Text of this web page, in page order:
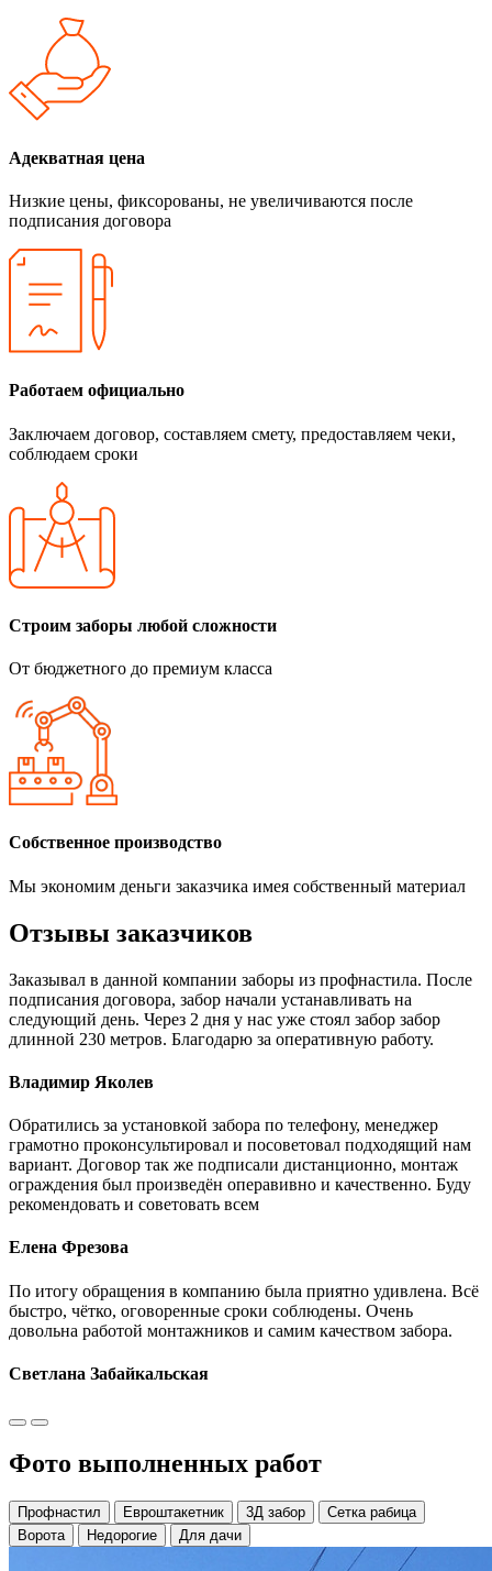
Адекватная цена
Низкие цены, фиксорованы, не увеличиваются после
подписания договора
Работаем официально
Заключаем договор, составляем смету, предоставляем чеки,
соблюдаем сроки
Строим заборы любой сложности
От бюджетного до премиум класса
Собственное производство
Мы экономим деньги заказчика имея собственный материал
Отзывы заказчиков
Заказывал в данной компании заборы из профнастила. После
подписания договора, забор начали устанавливать на
следующий день. Через 2 дня у нас уже стоял забор забор
длинной 230 метров. Благодарю за оперативную работу.
Владимир Яколев
Обратились за установкой забора по телефону, менеджер
грамотно проконсультировал и посоветовал подходящий нам
вариант. Договор так же подписали дистанционно, монтаж
ограждения был произведён операвивно и качественно. Буду
рекомендовать и советовать всем
Елена Фрезова
По итогу обращения в компанию была приятно удивлена. Всё
быстро, чётко, оговоренные сроки соблюдены. Очень
довольна работой монтажников и самим качеством забора.
Светлана Забайкальская
Фото выполненных работ
Профнастил Евроштакетник 3Д забор
Сетка рабица
Ворота
Недорогие Для дачи